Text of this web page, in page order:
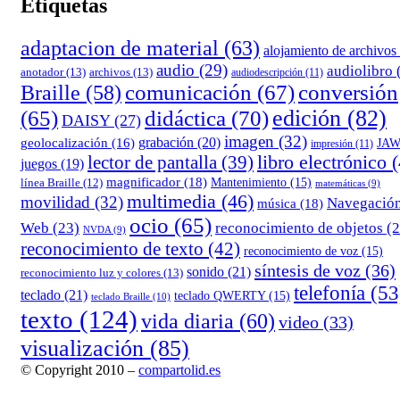
Etiquetas
adaptacion de material (63) alojamiento de archivos
anotador(13) archivos (13) audio (29) audiodescripción (11) audiolibro
Braille (58) comunicación (67)conversión
(65) DAISY(27) didáctica (70)edición (82)
geolocalización (16) grabación (20) imagen (32) impresión (11)
juegos (19) lector de pantalla (39) libro electrónico
línea Braille (12) magnificador (18) Mantenimiento (15) matemáticas (9)
movilidad (32)multimedia (46) música (18)
Web (23) NVDA (9) ocio (65) reconocimiento de objetos
reconocimiento de texto (42) reconocimiento de voz (15)
reconocimiento luz y colores (13) sonido (21) síntesis de voz (36)
teclado (21) teclado Braille (10) teclado QWERTY(15) telefonía
texto (124)vida diaria (60) video (33)
visualización (85)
© Copyright 2010 – compartolid.es